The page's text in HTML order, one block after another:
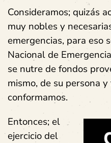
Consideramos; quizás
muy nobles y
emergencias, para eso
Nacional de
se nutre de fondos
mismo, de su persona
conformamos.
Entonces; el
ejercicio del